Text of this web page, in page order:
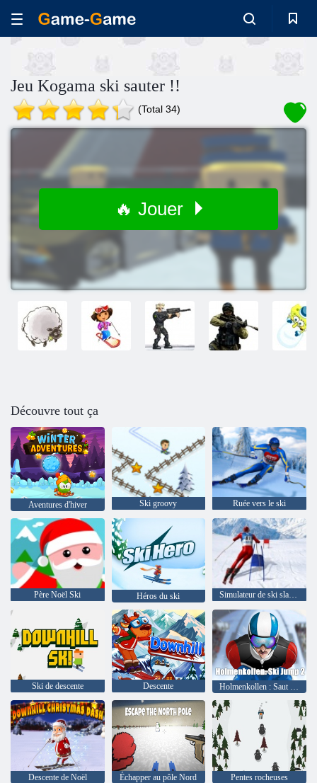
Jeu Kogama ski sauter !!
(Total 34)
🔥 Jouer
Découvre tout ça
Aventures d'hiver Ski groovy Ruée vers le ski
Père Noël Ski Héros du ski Simulateur de ski slalom
Ski de descente Descente Holmenkollen : Saut à ski 2
Descente de Noël Échapper au pôle Nord Pentes rocheuses